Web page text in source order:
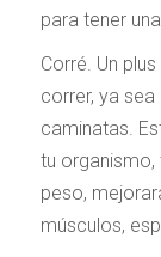
para tener
Corré. Un
correr, ya
caminatas.
tu organismo,
peso,
músculos,